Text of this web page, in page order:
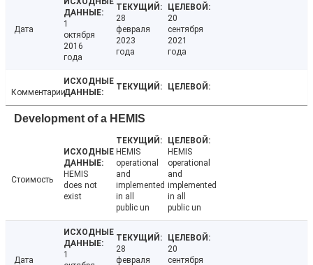
Дата
1
октября
2016
года
28
февраля
2023
года
20
сентября
2021
года
Комментарии
Development of a HEMIS
Стоимость
HEMIS
does not
exist
HEMIS
operational
and
implemented
in all
public un
HEMIS
operational
and
implemented
in all
public un
Дата
1
28
февраля
20
сентября